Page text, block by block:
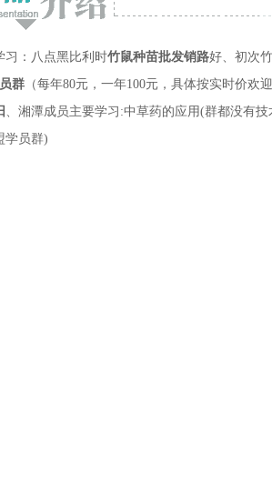
习：八点黑比利时竹鼠种苗批发销路好、初次
群 （每年80元，一年100元，具体按实时价欢
、湘潭成员主要学习:中草药的应用(群都没有技
学员群)